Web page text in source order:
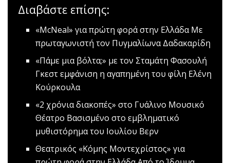
Διαβάστε επίσης:
«McNeal» για πρώτη φορά στην ΕλλάδαΜε
πρωταγωνιστή τον Πυγμαλίωνα Δαδακαρίδη
«Πάμε μια βόλτα;» με τον Σταμάτη Φασουλή
Γκεστ εμφάνιση η αγαπημένη του φίλη Ελένη
Κούρκουλα
«2 χρόνια διακοπές» στο Γυάλινο Μουσικό
Θέατρο Βασισμένο στο εμβληματικό
μυθιστόρημα του Ιουλίου Βερν
Θεατρικός «Κόμης Μοντεχρίστος» για